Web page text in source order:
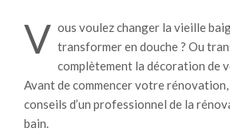
V ous voulez changer la vieille
transformer en douche ? Ou
complètement la décoration de
Avant de commencer votre
conseils d’un professionnel de la
bain.